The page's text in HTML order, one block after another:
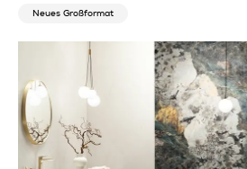
Neues Großformat